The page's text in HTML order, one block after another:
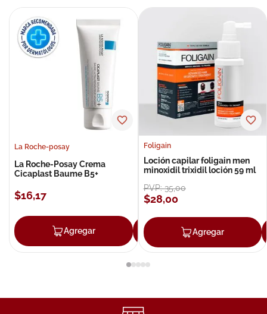
La Roche-posay
La Roche-Posay Crema
Cicaplast Baume B5+
$16,17
Agregar Agregar
Foligain
Loción capilar foligain men
minoxidil trixidil loción 59 ml
PVP:35,00
$28,00
Agregar